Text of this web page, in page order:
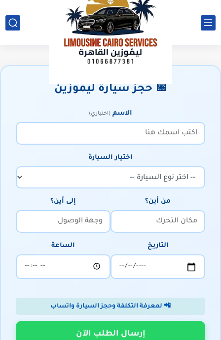
📅 حجز سيارة ليموزين
الاسم (اختياري)
اختيار السيارة
من أين؟ إلى أين؟
التاريخ الساعة
📲 لمعرفة التكلفة وحجز السيارة واتساب
إرسال الطلب الآن